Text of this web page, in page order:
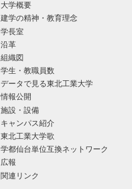
大学概要
建学の精神・教育理念
学長室
沿革
組織図
学生・教職員数
データで見る東北工業大学
情報公開
施設・設備
キャンパス紹介
東北工業大学歌
学都仙台単位互換ネットワーク
広報
関連リンク